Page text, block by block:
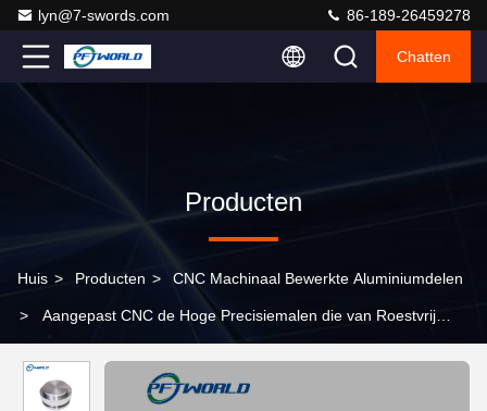
lyn@7-swords.com 86-189-26459278
Chatten
Producten
Huis > Producten > CNC Machinaal Bewerkte Aluminiumdelen
> Aangepast CNC de Hoge Precisiemalen die van Roestvrij